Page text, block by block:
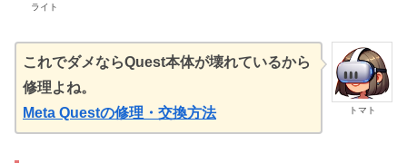
ライト
トマト
これでダメならQuest本体が壊れているから
修理よね。
Meta Questの修理・交換方法